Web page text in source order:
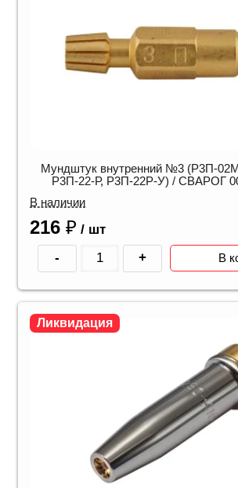
Мундштук внутренний №3 (Р3П-
Р3П-22-Р, Р3П-22Р-У) / СВАРОГ
В наличии
216 ₽ / шт
- + В
Ликвидация